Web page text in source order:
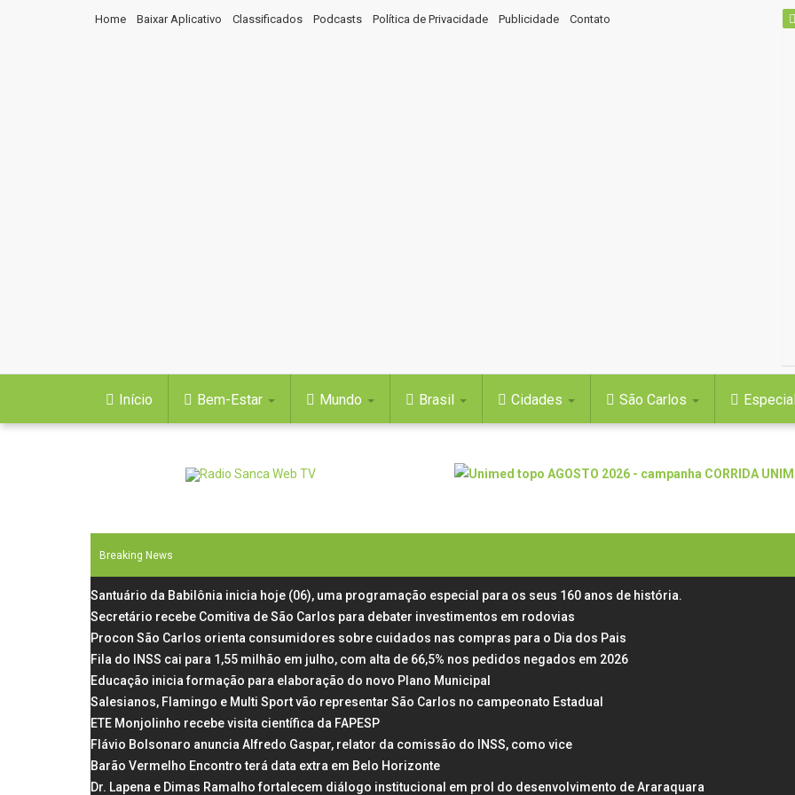
Home Baixar Aplicativo Classificados Podcasts Política de Privacidade Publicidade Contato
Início Bem-Estar Mundo Brasil Cidades São Carlos
Breaking News
Santuário da Babilônia inicia hoje (06), uma programação especial para os seus 160 anos de história.
Secretário recebe Comitiva de São Carlos para debater investimentos em rodovias
Procon São Carlos orienta consumidores sobre cuidados nas compras para o Dia dos Pais
Fila do INSS cai para 1,55 milhão em julho, com alta de 66,5% nos pedidos negados em 2026
Educação inicia formação para elaboração do novo Plano Municipal
Salesianos, Flamingo e Multi Sport vão representar São Carlos no campeonato Estadual
ETE Monjolinho recebe visita científica da FAPESP
Flávio Bolsonaro anuncia Alfredo Gaspar, relator da comissão do INSS, como vice
Barão Vermelho Encontro terá data extra em Belo Horizonte
Dr. Lapena e Dimas Ramalho fortalecem diálogo institucional em prol do desenvolvimento de Araraquara